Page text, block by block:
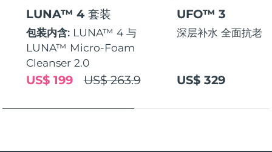
LUNA™ 4 套装
包装内含: LUNA™ 4 与
LUNA™ Micro-Foam
Cleanser 2.0
US$ 263.9
US$ 199
UFO™ 3
深层补水 全面抗老
US$ 329